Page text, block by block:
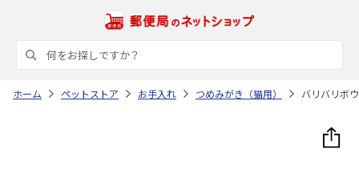
ホーム ペットストア お手入れ つめみがき（猫用） バリバリボ